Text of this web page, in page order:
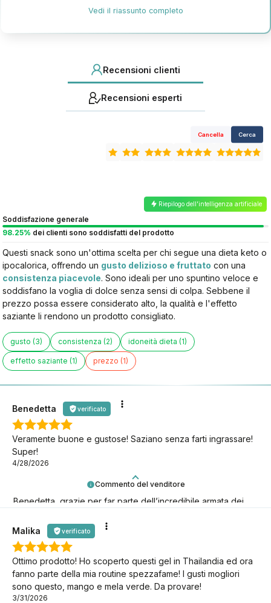
Vedi il riassunto completo
Recensioni clienti
Recensioni esperti
Cancella Cerca
Riepilogo dell'intelligenza artificiale
Soddisfazione generale
98.25% dei clienti sono soddisfatti del prodotto
Questi snack sono un'ottima scelta per chi segue una dieta keto o
ipocalorica, offrendo un gusto delizioso e fruttato con una
consistenza piacevole. Sono ideali per uno spuntino veloce e
soddisfano la voglia di dolce senza sensi di colpa. Sebbene il
prezzo possa essere considerato alto, la qualità e l'effetto
saziante li rendono un prodotto consigliato.
gusto (3) consistenza (2) idoneità dieta (1)
effetto saziante (1) prezzo (1)
Commento del venditore
Benedetta, grazie per far parte dell’incredibile armata dei
Benedetta verificato
Veramente buone e gustose! Saziano senza farti ingrassare!
Super!
4/28/2026
Malika verificato
Ottimo prodotto! Ho scoperto questi gel in Thailandia ed ora
fanno parte della mia routine spezzafame! I gusti mogliori
sono questo, mango e mela verde. Da provare!
3/31/2026